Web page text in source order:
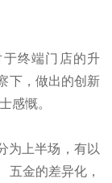
终端门店的升
下，做出的创新
感慨。
为上半场，有以
金的差异化，